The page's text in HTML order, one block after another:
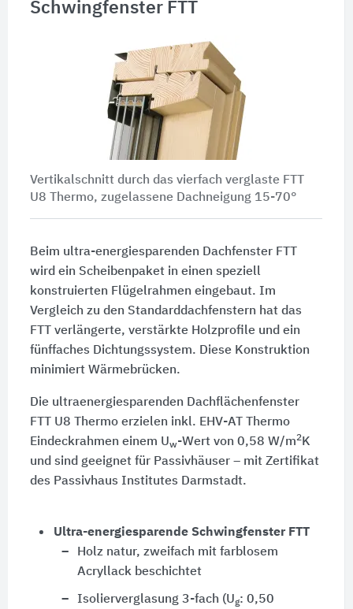
Schwingfenster FTT
Vertikalschnitt durch das vierfach verglaste FTT
U8 Thermo, zugelassene Dachneigung 15-70°
Beim ultra-energiesparenden Dachfenster FTT
wird ein Scheibenpaket in einen speziell
konstruierten Flügelrahmen eingebaut. Im
Vergleich zu den Standarddachfenstern hat das
FTT verlängerte, verstärkte Holzprofile und ein
fünffaches Dichtungssystem. Diese Konstruktion
minimiert Wärmebrücken.
Die ultraenergiesparenden Dachflächenfenster
FTT U8 Thermoerzielen inkl. EHV-AT Thermo
Eindeckrahmen einem Uw-Wert von 0,58 W/m2K
und sind geeignet für Passivhäuser – mit Zertifikat
des Passivhaus Institutes Darmstadt.
Ultra-energiesparende Schwingfenster FTT
Holz natur, zweifach mit farblosem
Acryllack beschichtet
Isolierverglasung 3-fach (Ug: 0,50